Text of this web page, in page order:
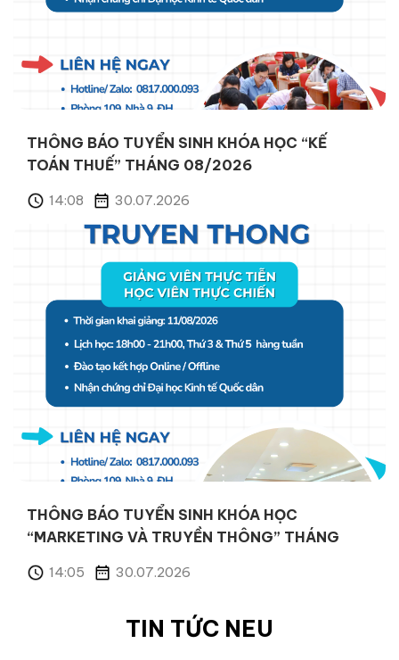
THÔNG BÁO TUYỂN SINH KHÓA HỌC “QUẢN
LÝ KINH TẾ TÀI CHÍNH” THÁNG 08/2026
10:28 31.07.2026
THÔNG BÁO TUYỂN SINH KHÓA HỌC “QUẢN
TRỊ KINH DOANH” THÁNG 08/2026
10:22 31.07.2026
TIN TỨC NEU